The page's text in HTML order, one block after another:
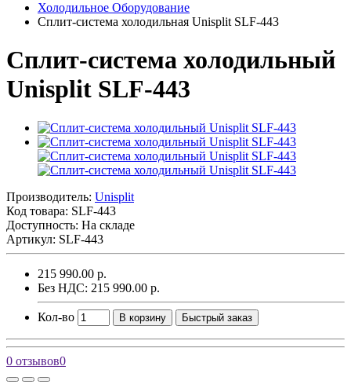
Холодильное Оборудование
Сплит-система холодильная Unisplit SLF-443
Сплит-система холодильный
Unisplit SLF-443
Производитель: Unisplit
Код товара: SLF-443
Доступность: На складе
Артикул: SLF-443
215 990.00 р.
Без НДС: 215 990.00 р.
Кол-во В корзину Быстрый заказ
0 отзывов0